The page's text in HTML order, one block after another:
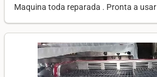
Maquina toda reparada . Pronta a usar